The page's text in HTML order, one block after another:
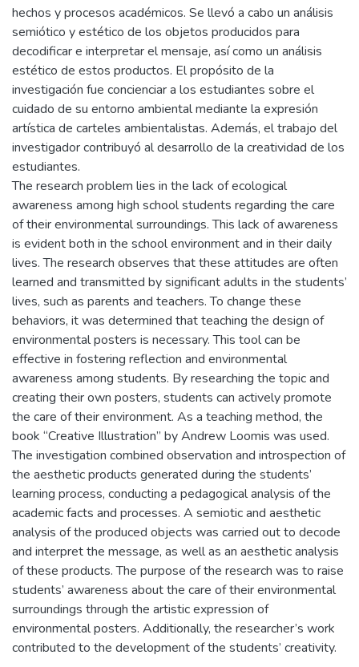
hechos y procesos académicos. Se llevó a cabo un análisis
semiótico y estético de los objetos producidos para
decodificar e interpretar el mensaje, así como un análisis
estético de estos productos. El propósito de la
investigación fue concienciar a los estudiantes sobre el
cuidado de su entorno ambiental mediante la expresión
artística de carteles ambientalistas. Además, el trabajo del
investigador contribuyó al desarrollo de la creatividad de los
estudiantes.
The research problem lies in the lack of ecological
awareness among high school students regarding the care
of their environmental surroundings. This lack of awareness
is evident both in the school environment and in their daily
lives. The research observes that these attitudes are often
learned and transmitted by significant adults in the students’
lives, such as parents and teachers. To change these
behaviors, it was determined that teaching the design of
environmental posters is necessary. This tool can be
effective in fostering reflection and environmental
awareness among students. By researching the topic and
creating their own posters, students can actively promote
the care of their environment. As a teaching method, the
book “Creative Illustration” by Andrew Loomis was used.
The investigation combined observation and introspection of
the aesthetic products generated during the students’
learning process, conducting a pedagogical analysis of the
academic facts and processes. A semiotic and aesthetic
analysis of the produced objects was carried out to decode
and interpret the message, as well as an aesthetic analysis
of these products. The purpose of the research was to raise
students’ awareness about the care of their environmental
surroundings through the artistic expression of
environmental posters. Additionally, the researcher’s work
contributed to the development of the students’ creativity.